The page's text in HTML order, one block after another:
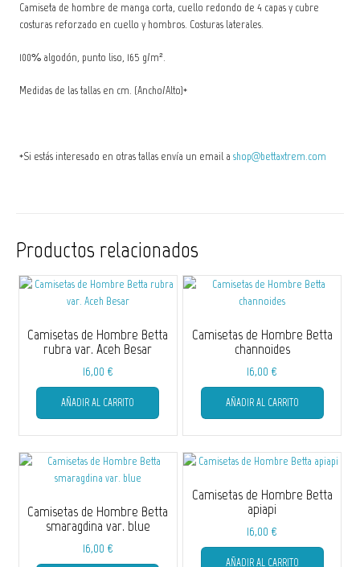
Camiseta de hombre de manga corta, cuello redondo de 4 capas y cubre
costuras reforzado en cuello y hombros. Costuras laterales.
100% algodón, punto liso, 165 g/m².
Medidas de las tallas en cm. (Ancho/Alto)*
*Si estás interesado en otras tallas envía un email ashop@bettaxtrem.com
Productos relacionados
Camisetas de Hombre Betta
rubra var. Aceh Besar
16,00 €
AÑADIR AL CARRITO
Este
múltiples
variantes.
opciones
se
Camisetas de Hombre Betta
channoides
16,00 €
AÑADIR AL CARRITO
Este
tiene
múltiples
opciones
Camisetas de Hombre Betta
smaragdina var. blue
16,00 €
Camisetas de Hombre Betta
apiapi
16,00 €
AÑADIR AL CARRITO
Este